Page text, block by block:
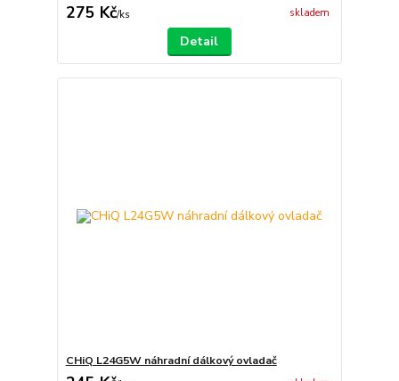
275 Kč/ks skladem
Detail
CHiQ L24G5W náhradní dálkový ovladač